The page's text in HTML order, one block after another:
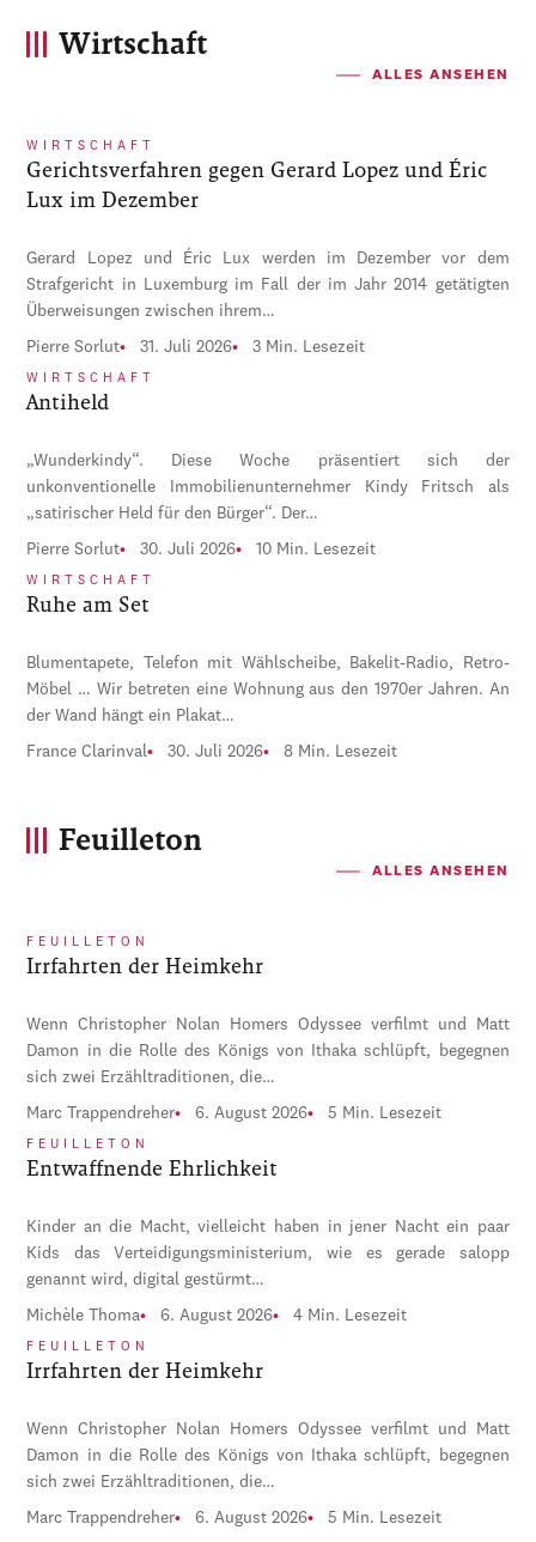
Wirtschaft
ALLES ANSEHEN
WIRTSCHAFT
Gerichtsverfahren gegen Gerard Lopez und Éric
Lux im Dezember
Gerard Lopez und Éric Lux werden im Dezember vor dem
Strafgericht in Luxemburg im Fall der im Jahr 2014 getätigten
Überweisungen zwischen ihrem…
Pierre Sorlut 31. Juli 2026 3 Min. Lesezeit
WIRTSCHAFT
Antiheld
„Wunderkindy“. Diese Woche präsentiert sich der
unkonventionelle Immobilienunternehmer Kindy Fritsch als
„satirischer Held für den Bürger“. Der…
Pierre Sorlut 30. Juli 2026 10 Min. Lesezeit
WIRTSCHAFT
Ruhe am Set
Blumentapete, Telefon mit Wählscheibe, Bakelit-Radio, Retro-
Möbel … Wir betreten eine Wohnung aus den 1970er Jahren. An
der Wand hängt ein Plakat…
France Clarinval 30. Juli 2026 8 Min. Lesezeit
Feuilleton
ALLES ANSEHEN
FEUILLETON
Irrfahrten der Heimkehr
Wenn Christopher Nolan Homers Odyssee verfilmt und Matt
Damon in die Rolle des Königs von Ithaka schlüpft, begegnen
sich zwei Erzähltraditionen, die…
Marc Trappendreher 6. August 2026 5 Min. Lesezeit
FEUILLETON
Entwaffnende Ehrlichkeit
Kinder an die Macht, vielleicht haben in jener Nacht ein paar
Kids das Verteidigungsministerium, wie es gerade salopp
genannt wird, digital gestürmt…
Michèle Thoma 6. August 2026 4 Min. Lesezeit
FEUILLETON
Irrfahrten der Heimkehr
Wenn Christopher Nolan Homers Odyssee verfilmt und Matt
Damon in die Rolle des Königs von Ithaka schlüpft, begegnen
sich zwei Erzähltraditionen, die…
Marc Trappendreher 6. August 2026 5 Min. Lesezeit